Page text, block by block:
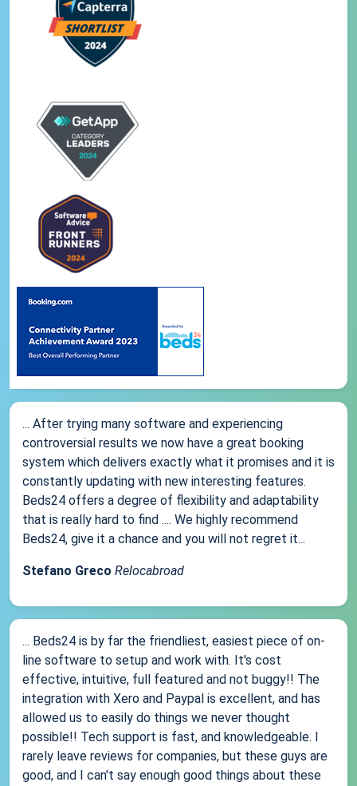
... After trying many software and experiencing
controversial results we now have a great booking
system which delivers exactly what it promises and it is
constantly updating with new interesting features.
Beds24 offers a degree of flexibility and adaptability
that is really hard to find .... We highly recommend
Beds24, give it a chance and you will not regret it...
Stefano Greco Relocabroad
... Beds24 is by far the friendliest, easiest piece of on-
line software to setup and work with. It's cost
effective, intuitive, full featured and not buggy!! The
integration with Xero and Paypal is excellent, and has
allowed us to easily do things we never thought
possible!! Tech support is fast, and knowledgeable. I
rarely leave reviews for companies, but these guys are
good, and I can't say enough good things about these